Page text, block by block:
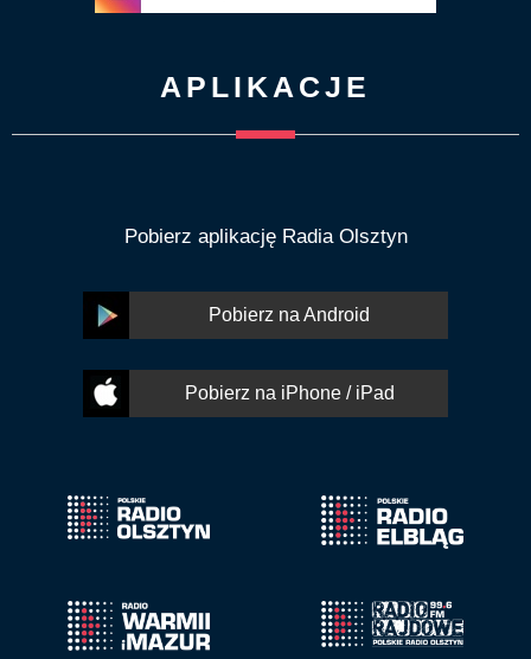
APLIKACJE
Pobierz aplikację Radia Olsztyn
Pobierz na Android
Pobierz na iPhone / iPad